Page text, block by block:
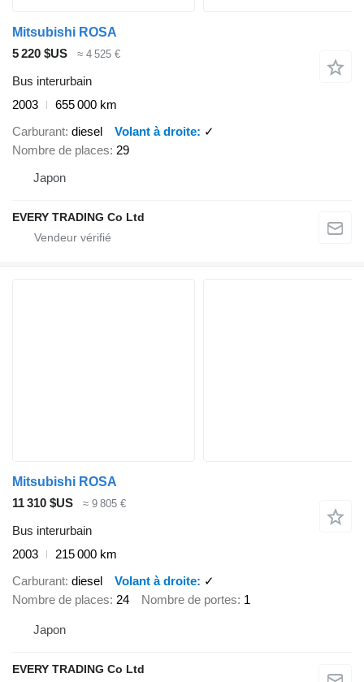
Mitsubishi ROSA
5 220 $US
≈ 4 525 €
Bus interurbain
2003
655 000 km
Carburant diesel Volant à droite
✓
Nombre de places 29
Japon
EVERY TRADING Co Ltd
Mitsubishi ROSA
11 310 $US
≈ 9 805 €
Bus interurbain
2003
215 000 km
Carburant diesel Volant à droite
✓
Nombre de places 24 Nombre de portes 1
Japon
EVERY TRADING Co Ltd